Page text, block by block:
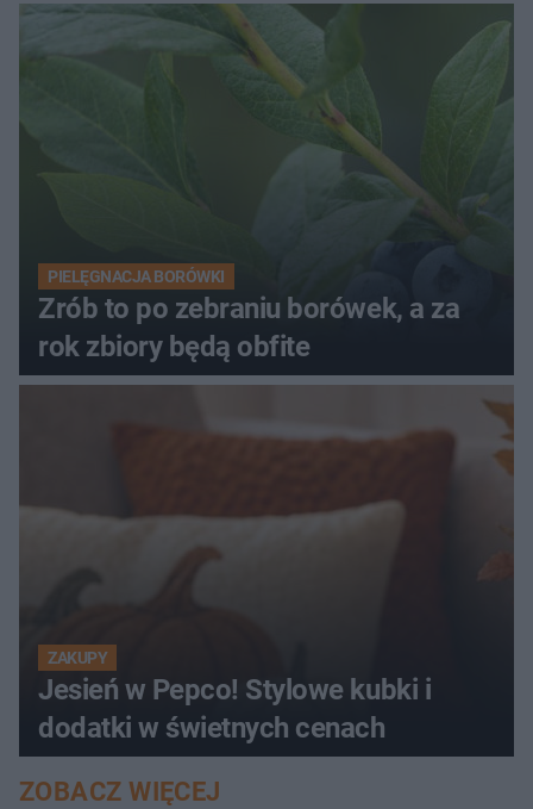
PIELĘGNACJA BORÓWKI
Zrób to po zebraniu borówek, a za
rok zbiory będą obfite
ZAKUPY
Jesień w Pepco! Stylowe kubki i
dodatki w świetnych cenach
ZOBACZ WIĘCEJ